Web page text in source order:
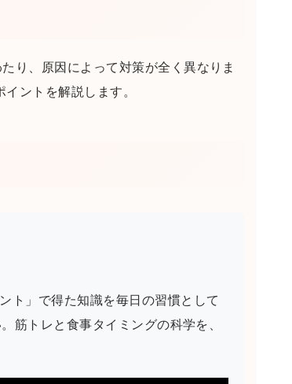
り、原因によって対策が全く異なりま
ントを解説します。
ト」で得た知識を毎日の習慣として
筋トレと食事タイミングの科学を、